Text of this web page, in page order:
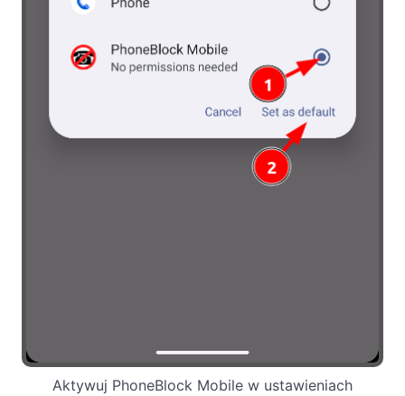
Aktywuj PhoneBlock Mobile w ustawieniach